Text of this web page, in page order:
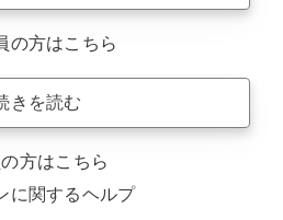
の方はこちら
きを読む
方はこちら
に関するヘルプ